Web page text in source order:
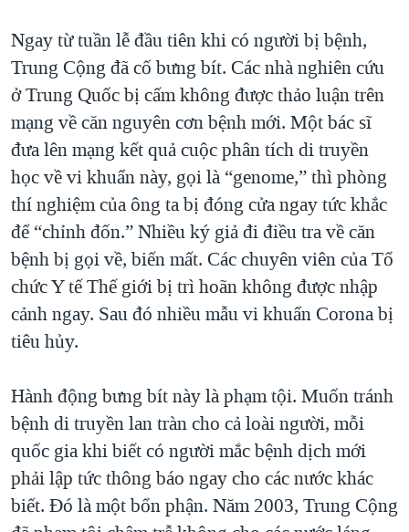
Ngay từ tuần lễ đầu tiên khi có người bị bệnh,
Trung Cộng đã cố bưng bít. Các nhà nghiên cứu
ở Trung Quốc bị cấm không được thảo luận trên
mạng về căn nguyên cơn bệnh mới. Một bác sĩ
đưa lên mạng kết quả cuộc phân tích di truyền
học về vi khuẩn này, gọi là “genome,” thì phòng
thí nghiệm của ông ta bị đóng cửa ngay tức khắc
để “chỉnh đốn.” Nhiều ký giả đi điều tra về căn
bệnh bị gọi về, biến mất. Các chuyên viên của Tổ
chức Y tế Thế giới bị trì hoãn không được nhập
cảnh ngay. Sau đó nhiều mẫu vi khuẩn Corona bị
tiêu hủy.
Hành động bưng bít này là phạm tội. Muốn tránh
bệnh di truyền lan tràn cho cả loài người, mỗi
quốc gia khi biết có người mắc bệnh dịch mới
phải lập tức thông báo ngay cho các nước khác
biết. Đó là một bổn phận. Năm 2003, Trung Cộng